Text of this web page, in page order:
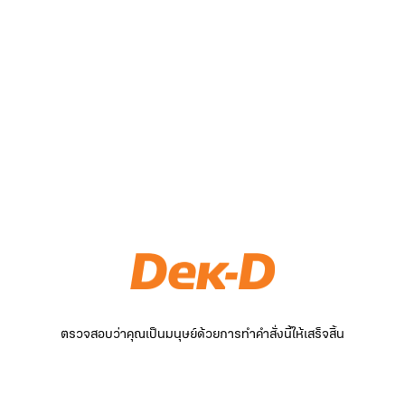
ตรวจสอบว่าคุณเป็นมนุษย์ด้วยการทำคำสั่งนี้ให้เสร็จสิ้น